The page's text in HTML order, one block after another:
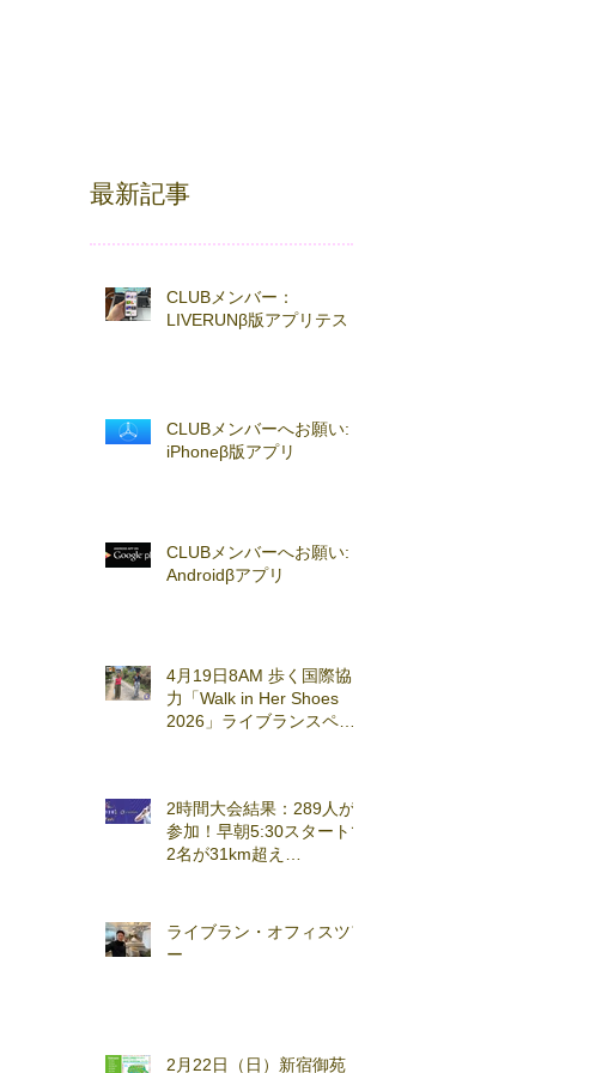
最新記事
CLUBメンバー：
LIVERUNβ版アプリテスト
CLUBメンバーへお願い:
iPhoneβ版アプリ
CLUBメンバーへお願い:
Androidβアプリ
4月19日8AM 歩く国際協
力「Walk in Her Shoes
2026」ライブランスペシ
2時間大会結果：289人が
参加！早朝5:30スタートで
2名が31km超え
ライブラン・オフィスツア
ー
2月22日（日）新宿御苑